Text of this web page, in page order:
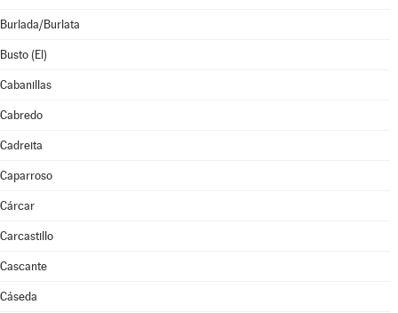
Burlada/Burlata
Busto (El)
Cabanillas
Cabredo
Cadreita
Caparroso
Cárcar
Carcastillo
Cascante
Cáseda